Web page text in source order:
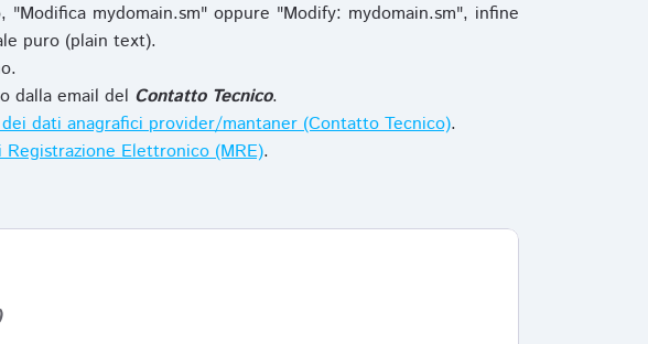
mydomain.sm" oppure "Modify: mydomain.sm", infine
puro (plain text).
dalla email del Contatto Tecnico.
dati anagrafici provider/mantaner (Contatto Tecnico).
Registrazione Elettronico (MRE).